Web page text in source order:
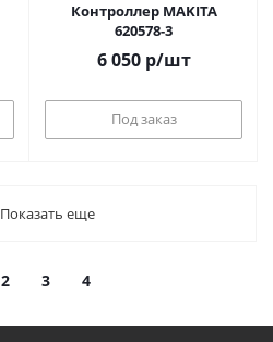
Контроллер MAKITA
620578-3
6 050р/шт
Под заказ
Показать еще
2 3 4